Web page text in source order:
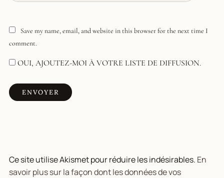
Save my name, email, and website in this browser for the next time I
comment.
OUI, AJOUTEZ-MOI À VOTRE LISTE DE DIFFUSION.
Ce site utilise Akismet pour réduire les indésirables. En
savoir plus sur la façon dont les données de vos